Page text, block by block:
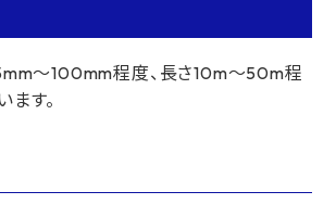
～100mm程度、長さ10m～50m程
す。